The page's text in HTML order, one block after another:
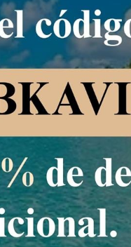
dobles
TV de pantalla